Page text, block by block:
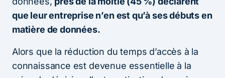
que leur entreprise n’en est qu’à ses débuts en
matière de données.
Alors que la réduction du temps d’accès à la
connaissance est devenue essentielle à la